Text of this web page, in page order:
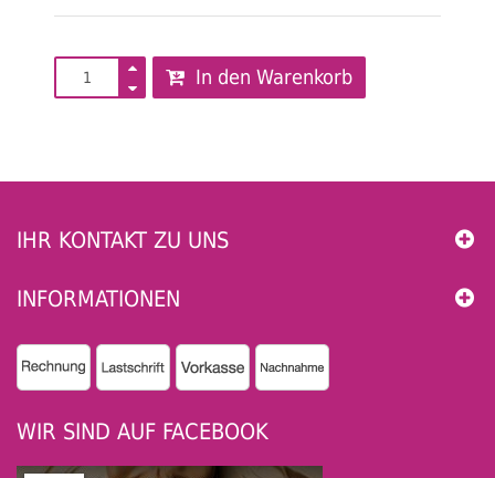
In den Warenkorb
IHR KONTAKT ZU UNS
INFORMATIONEN
WIR SIND AUF FACEBOOK